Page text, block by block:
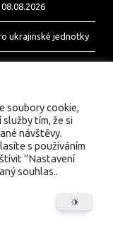
ukrajinské jednotky
| ISSN 3029-
soubory cookie,
tím, že si
návštěvy.
s používáním
"Nastavení
souhlas..